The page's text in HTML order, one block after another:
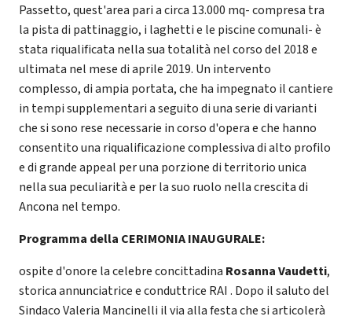
Passetto, quest'area pari a circa 13.000 mq- compresa tra
la pista di pattinaggio, i laghetti e le piscine comunali- è
stata riqualificata nella sua totalità nel corso del 2018 e
ultimata nel mese di aprile 2019. Un intervento
complesso, di ampia portata, che ha impegnato il cantiere
in tempi supplementari a seguito di una serie di varianti
che si sono rese necessarie in corso d'opera e che hanno
consentito una riqualificazione complessiva di alto profilo
e di grande appeal per una porzione di territorio unica
nella sua peculiarità e per la suo ruolo nella crescita di
Ancona nel tempo.
Programma della CERIMONIA INAUGURALE:
ospite d'onore la celebre concittadina Rosanna Vaudetti,
storica annunciatrice e conduttrice RAI . Dopo il saluto del
Sindaco Valeria Mancinelli il via alla festa che si articolerà